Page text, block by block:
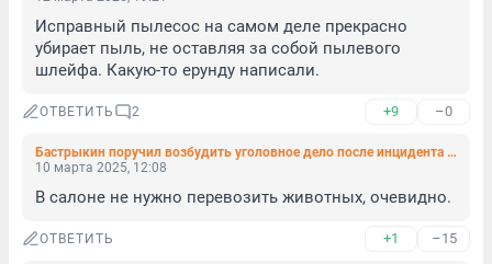
Исправный пылесос на самом деле прекрасно
убирает пыль, не оставляя за собой пылевого
шлейфа. Какую-то ерунду написали.
ОТВЕТИТЬ 2 +9 –0
Бастрыкин поручил возбудить уголовное дело после инцидента с таксистом, высадившим на трассе пассажирку с котами
10 марта 2025, 12:08
В салоне не нужно перевозить животных, очевидно.
ОТВЕТИТЬ +1 –15